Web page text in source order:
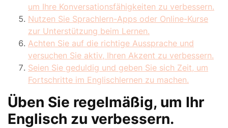
um Ihre Konversationsfähigkeiten zu verbessern.
Nutzen Sie Sprachlern-Apps oder Online-Kurse
zur Unterstützung beim Lernen.
Achten Sie auf die richtige Aussprache und
versuchen Sie aktiv, Ihren Akzent zu verbessern.
Seien Sie geduldig und geben Sie sich Zeit, um
Fortschritte im Englischlernen zu machen.
Üben Sie regelmäßig, um Ihr
Englisch zu verbessern.